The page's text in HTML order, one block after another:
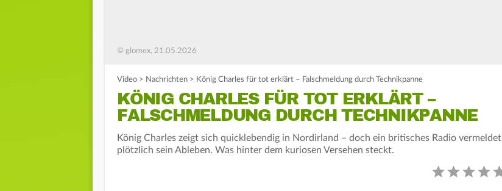
© glomex, 21.05.2026
Video > Nachrichten > König Charles für tot erklärt – Falschmeldung durch Technikpanne
KÖNIG CHARLES FÜR TOT ERKLÄRT –
FALSCHMELDUNG DURCH TECHNIKPANNE
König Charles zeigt sich quicklebendig in Nordirland – doch ein britisches Radio vermeldet
plötzlich sein Ableben. Was hinter dem kuriosen Versehen steckt.